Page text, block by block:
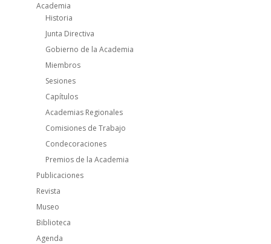
Academia
Historia
Junta Directiva
Gobierno de la Academia
Miembros
Sesiones
Capítulos
Academias Regionales
Comisiones de Trabajo
Condecoraciones
Premios de la Academia
Publicaciones
Revista
Museo
Biblioteca
Agenda